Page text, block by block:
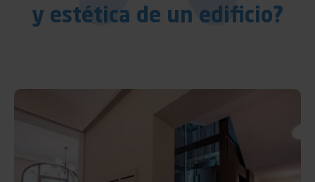
y estética de un edificio?